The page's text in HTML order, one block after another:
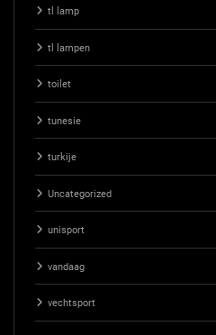
tl lamp
tl lampen
toilet
tunesie
turkije
Uncategorized
unisport
vandaag
vechtsport